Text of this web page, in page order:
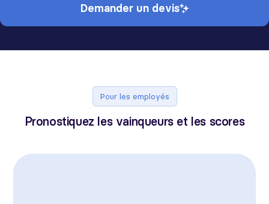
Demander un devis
Pour les employés
Pronostiquez les vainqueurs et les scores